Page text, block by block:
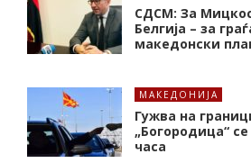
СДСМ: За
Белгија – за
македонски
МАКЕДОНИЈА
Гужва на
„Богородица“
часа